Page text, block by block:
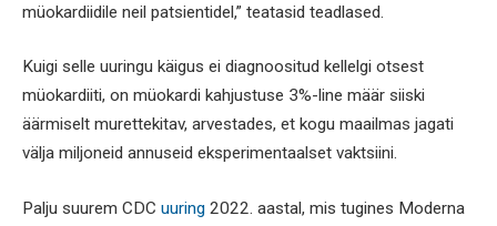
müokardiidile neil patsientidel,” teatasid teadlased.
Kuigi selle uuringu käigus ei diagnoositud kellelgi otsest
müokardiiti, on müokardi kahjustuse 3%-line määr siiski
äärmiselt murettekitav, arvestades, et kogu maailmas jagati
välja miljoneid annuseid eksperimentaalset vaktsiini.
Palju suurem CDC uuring 2022. aastal, mis tugines Moderna